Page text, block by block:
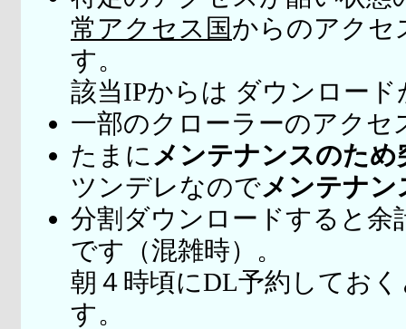
常アクセス国からのアクセ
す。
該当IPからは ダウンロー
一部のクローラーのアクセ
たまに メンテナンスのため
ツンデレなのでメンテナ
分割ダウンロードすると余
です（混雑時）。
朝４時頃にDL予約してお
す。